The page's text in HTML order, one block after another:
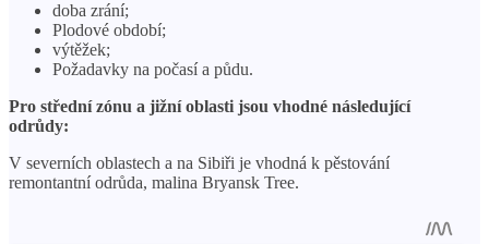
doba zrání;
Plodové období;
výtěžek;
Požadavky na počasí a půdu.
Pro střední zónu a jižní oblasti jsou vhodné následující
odrůdy:
V severních oblastech a na Sibiři je vhodná k pěstování
remontantní odrůda, malina Bryansk Tree.